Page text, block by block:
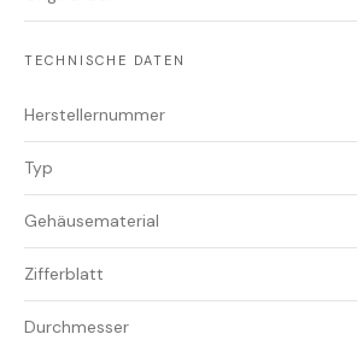
TECHNISCHE DATEN
Herstellernummer
Typ
Gehäusematerial
Zifferblatt
Durchmesser